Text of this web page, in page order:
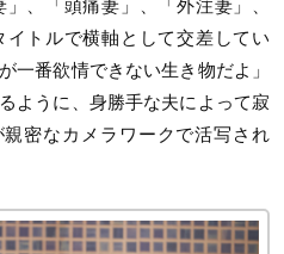
、「頭痛妻」、「外注妻」、
イトルで横軸として交差してい
一番欲情できない生き物だよ」
ように、身勝手な夫によって寂
密なカメラワークで活写され